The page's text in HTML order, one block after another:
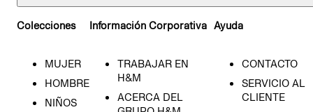
Colecciones
MUJER
HOMBRE
NIÑOS
Información Corporativa
TRABAJAR EN
H&M
ACERCA DEL
Ayuda
CONTACTO
SERVICIO AL
CLIENTE